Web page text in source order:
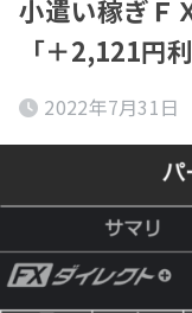
小遣い稼ぎＦ
「＋2,121円
2022年7月31日